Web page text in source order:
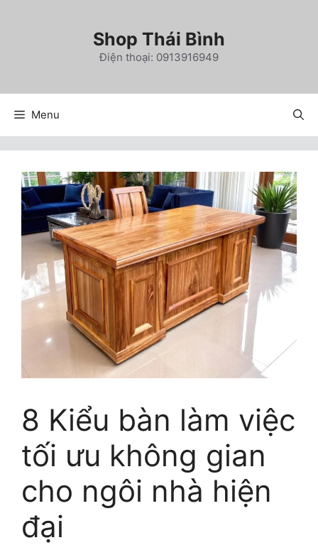
Shop Thái Bình
Điện thoại: 0913916949
Menu
8 Kiểu bàn làm việc
tối ưu không gian
cho ngôi nhà hiện
đại